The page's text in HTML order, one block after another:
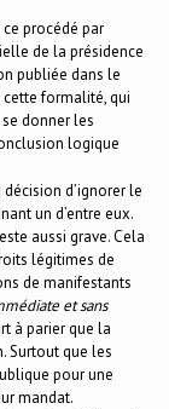
procédé par
de la présidence
publiée dans le
formalité, qui
donner les
logique
d’ignorer le
un d’entre eux.
aussi grave. Cela
légitimes de
de manifestants
et sans
à parier que la
Surtout que les
pour une
mandat.